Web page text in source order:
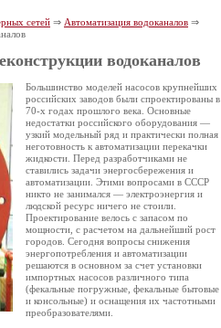
сетей ⇒ Автоматизация водоканалов ⇒
водоканалов
Большинство моделей насосов крупнейших
российских заводов были спроектированы в
70-х годах прошлого века. Основные
недостатки российского оборудования —
узкий модельный ряд и практически полная
неготовность к автоматизации перекачки
жидкости. Перед разработчиками не
ставились задачи энергосбережения и
автоматизации. Этими вопросами в СССР
никто не занимался — электроэнергия и
людской ресурс ничего не стоили.
Проектирование велось с запасом по
мощности, с расчетом на дальнейший рост
городов. Сегодня вопросы снижения
энергопотребления и автоматизации
решаются в основном за счет установки
импортных насосов различного типа
(фекальные погружные, фекальные бытовые
и консольные) и оснащения их частотными
преобразователями.